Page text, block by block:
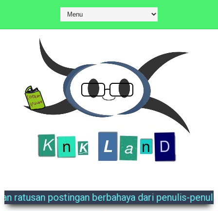
Disini kalian bisa menemukan ratusan